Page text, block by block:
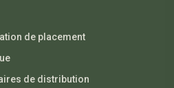
de placement
de distribution